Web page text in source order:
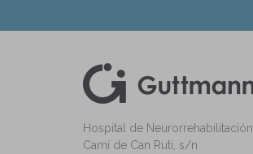
Hospital de Neurorrehabilitación
Camí de Can Ruti, s/n